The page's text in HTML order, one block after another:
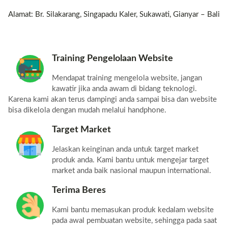
Alamat: Br. Silakarang, Singapadu Kaler, Sukawati, Gianyar – Bali
Training Pengelolaan Website
Mendapat training mengelola website, jangan
kawatir jika anda awam di bidang teknologi.
Karena kami akan terus dampingi anda sampai bisa dan website
bisa dikelola dengan mudah melalui handphone.
Target Market
Jelaskan keinginan anda untuk target market
produk anda. Kami bantu untuk mengejar target
market anda baik nasional maupun international.
Terima Beres
Kami bantu memasukan produk kedalam website
pada awal pembuatan website, sehingga pada saat